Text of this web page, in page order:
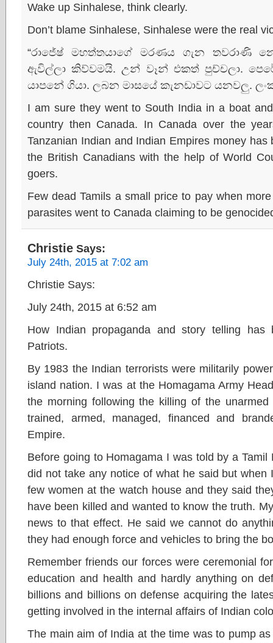
Wake up Sinhalese, think clearly.
Don’t blame Sinhalese, Sinhalese were the real
“රාජේෂ් මහත්තයාගේ මරණය ගැන තවරාණි
ඇවිල්ලා කිව්වමයි. උන් වෑන් එකත් පුච්චලා.
යාපනේ ගියා. ලබන මාසයේ කැනඩාවට යනවලු.
I am sure they went to South India in a boat
country then Canada. In Canada over the
Tanzanian Indian and Indian Empires money
the British Canadians with the help of World
goers.
Few dead Tamils a small price to pay when
parasites went to Canada claiming to be
Christie Says:
July 24th, 2015 at 7:02 am
Christie Says:
July 24th, 2015 at 6:52 am
How Indian propaganda and story telling has
Patriots.
By 1983 the Indian terrorists were militarily
island nation. I was at the Homagama Army
the morning following the killing of the
trained, armed, managed, financed and
Empire.
Before going to Homagama I was told by a Tamil
did not take any notice of what he said but when
few women at the watch house and they said
have been killed and wanted to know the truth.
news to that effect. He said we cannot do
they had enough force and vehicles to bring the
Remember friends our forces were ceremonial
education and health and hardly anything on
billions and billions on defense acquiring the
getting involved in the internal affairs of Indian
The main aim of India at the time was to pump